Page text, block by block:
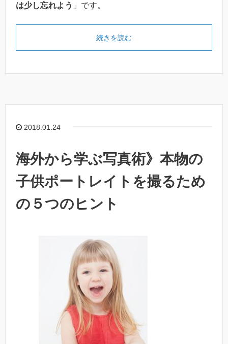
は少し忘れよう 」です。
続きを読む
2018.01.24
海外から学ぶ写真術》本物の
子供ポートレイトを撮るため
の５つのヒント